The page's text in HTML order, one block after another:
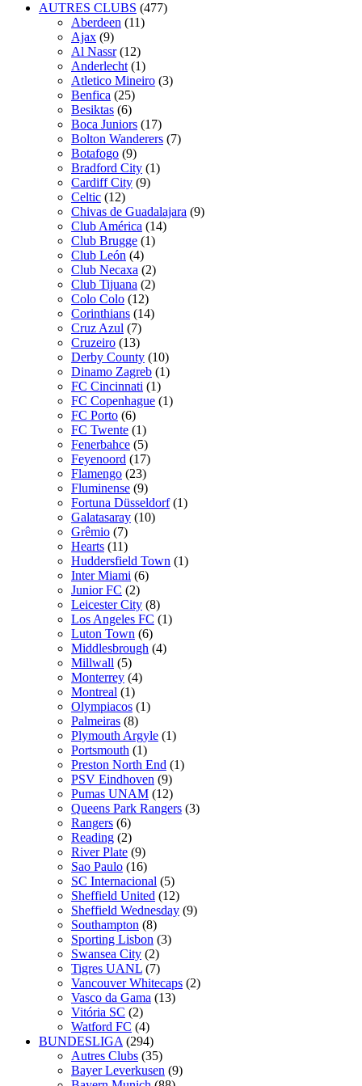
AUTRES CLUBS (477)
Aberdeen (11)
Ajax (9)
Al Nassr (12)
Anderlecht (1)
Atletico Mineiro (3)
Benfica (25)
Besiktas (6)
Boca Juniors (17)
Bolton Wanderers (7)
Botafogo (9)
Bradford City (1)
Cardiff City (9)
Celtic (12)
Chivas de Guadalajara (9)
Club América (14)
Club Brugge (1)
Club León (4)
Club Necaxa (2)
Club Tijuana (2)
Colo Colo (12)
Corinthians (14)
Cruz Azul (7)
Cruzeiro (13)
Derby County (10)
Dinamo Zagreb (1)
FC Cincinnati (1)
FC Copenhague (1)
FC Porto (6)
FC Twente (1)
Fenerbahce (5)
Feyenoord (17)
Flamengo (23)
Fluminense (9)
Fortuna Düsseldorf (1)
Galatasaray (10)
Grêmio (7)
Hearts (11)
Huddersfield Town (1)
Inter Miami (6)
Junior FC (2)
Leicester City (8)
Los Angeles FC (1)
Luton Town (6)
Middlesbrough (4)
Millwall (5)
Monterrey (4)
Montreal (1)
Olympiacos (1)
Palmeiras (8)
Plymouth Argyle (1)
Portsmouth (1)
Preston North End (1)
PSV Eindhoven (9)
Pumas UNAM (12)
Queens Park Rangers (3)
Rangers (6)
Reading (2)
River Plate (9)
Sao Paulo (16)
SC Internacional (5)
Sheffield United (12)
Sheffield Wednesday (9)
Southampton (8)
Sporting Lisbon (3)
Swansea City (2)
Tigres UANL (7)
Vancouver Whitecaps (2)
Vasco da Gama (13)
Vitória SC (2)
Watford FC (4)
BUNDESLIGA (294)
Autres Clubs (35)
Bayer Leverkusen (9)